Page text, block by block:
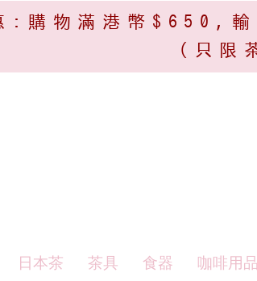
:購物滿港幣$650,輸
(只限
日本茶 茶具 食器 咖啡用品